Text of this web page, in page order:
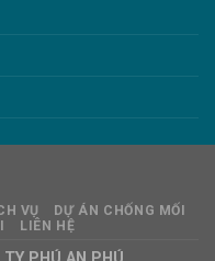
VỤ
DỰ ÁN CHỐNG MỐI
LIÊN HỆ